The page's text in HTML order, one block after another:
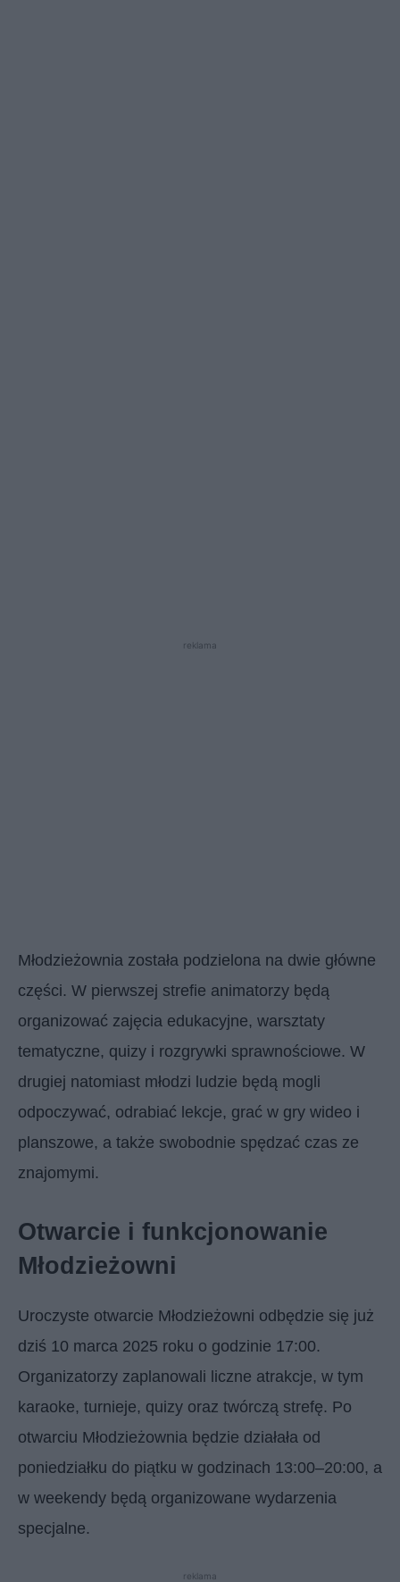
reklama
Młodzieżownia została podzielona na dwie główne
części. W pierwszej strefie animatorzy będą
organizować zajęcia edukacyjne, warsztaty
tematyczne, quizy i rozgrywki sprawnościowe. W
drugiej natomiast młodzi ludzie będą mogli
odpoczywać, odrabiać lekcje, grać w gry wideo i
planszowe, a także swobodnie spędzać czas ze
znajomymi.
Otwarcie i funkcjonowanie
Młodzieżowni
Uroczyste otwarcie Młodzieżowni odbędzie się już
dziś 10 marca 2025 roku o godzinie 17:00.
Organizatorzy zaplanowali liczne atrakcje, w tym
karaoke, turnieje, quizy oraz twórczą strefę. Po
otwarciu Młodzieżownia będzie działała od
poniedziałku do piątku w godzinach 13:00–20:00, a
w weekendy będą organizowane wydarzenia
specjalne.
reklama